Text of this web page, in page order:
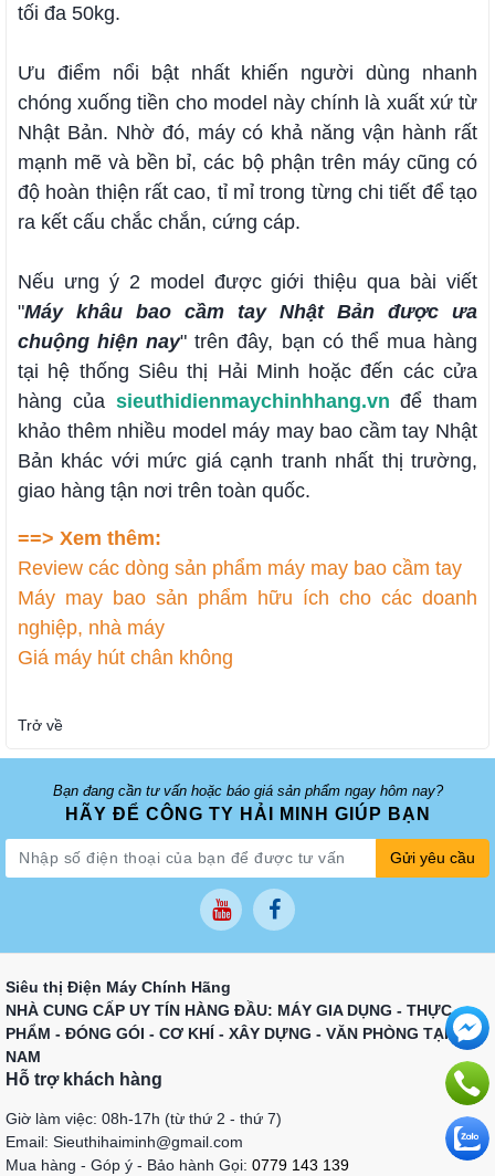
tối đa 50kg.
Ưu điểm nổi bật nhất khiến người dùng nhanh
chóng xuống tiền cho model này chính là xuất xứ từ
Nhật Bản. Nhờ đó, máy có khả năng vận hành rất
mạnh mẽ và bền bỉ, các bộ phận trên máy cũng có
độ hoàn thiện rất cao, tỉ mỉ trong từng chi tiết để tạo
ra kết cấu chắc chắn, cứng cáp.
Nếu ưng ý 2 model được giới thiệu qua bài viết
"Máy khâu bao cầm tay Nhật Bản được ưa
chuộng hiện nay" trên đây, bạn có thể mua hàng
tại hệ thống Siêu thị Hải Minh hoặc đến các cửa
hàng của sieuthidienmaychinhhang.vn để tham
khảo thêm nhiều model máy may bao cầm tay Nhật
Bản khác với mức giá cạnh tranh nhất thị trường,
giao hàng tận nơi trên toàn quốc.
==> Xem thêm:
Review các dòng sản phẩm máy may bao cầm tay
Máy may bao sản phẩm hữu ích cho các doanh
nghiệp, nhà máy
Giá máy hút chân không
Trở về
Bạn đang cần tư vấn hoặc báo giá sản phẩm ngay hôm nay?
HÃY ĐỂ CÔNG TY HẢI MINH GIÚP BẠN
Gửi yêu cầu
Siêu thị Điện Máy Chính Hãng
NHÀ CUNG CẤP UY TÍN HÀNG ĐẦU: MÁY GIA DỤNG - THỰC
PHẨM - ĐÓNG GÓI - CƠ KHÍ - XÂY DỰNG - VĂN PHÒNG TẠI VIỆT
NAM
Hỗ trợ khách hàng
Giờ làm việc: 08h-17h (từ thứ 2 - thứ 7)
Email: Sieuthihaiminh@gmail.com
Mua hàng - Góp ý - Bảo hành Gọi: 0779 143 139